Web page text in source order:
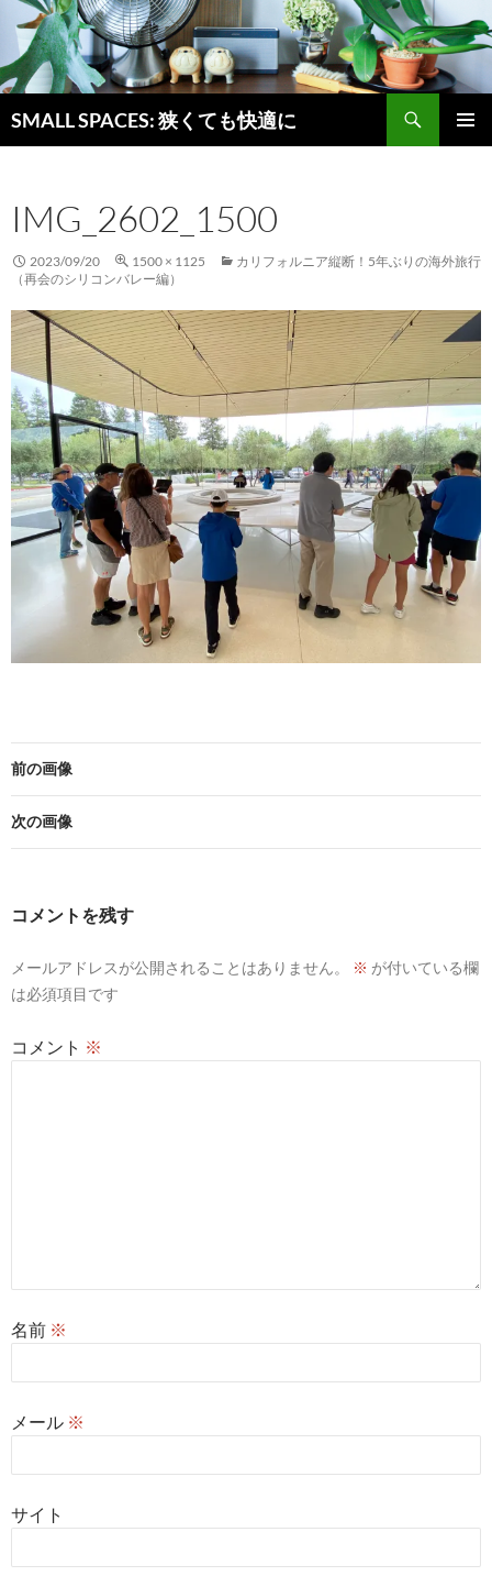
SMALL SPACES: 狭くても快適に
索
ン
ツ
へ
ス
ッ
プ
IMG_2602_1500
2023/09/20 1500 × 1125
カリフォルニア縦断！5年ぶりの海外旅行
（再会のシリコンバレー編）
前の画像
次の画像
コメントを残す
メールアドレスが公開されることはありません。 ※ が付いている欄
は必須項目です
コメント ※
名前 ※
メール ※
サイト